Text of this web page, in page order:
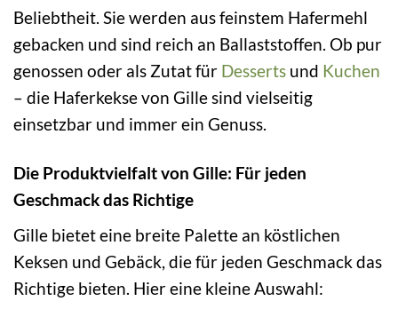
Beliebtheit. Sie werden aus feinstem Hafermehl
gebacken und sind reich an Ballaststoffen. Ob pur
genossen oder als Zutat für Desserts und Kuchen
– die Haferkekse von Gille sind vielseitig
einsetzbar und immer ein Genuss.
Die Produktvielfalt von Gille: Für jeden
Geschmack das Richtige
Gille bietet eine breite Palette an köstlichen
Keksen und Gebäck, die für jeden Geschmack das
Richtige bieten. Hier eine kleine Auswahl: